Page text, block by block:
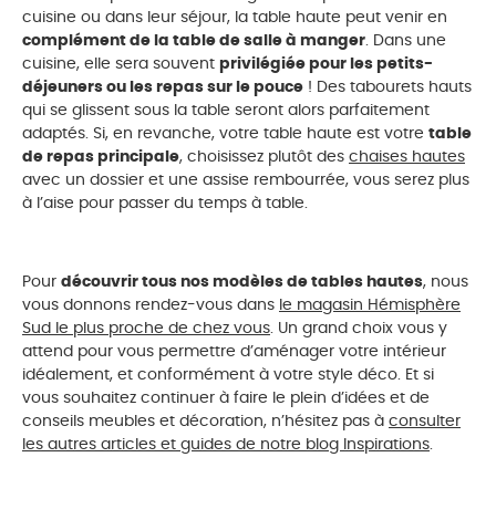
cuisine ou dans leur séjour, la table haute peut venir en
complément de la table de salle à manger. Dans une
cuisine, elle sera souvent privilégiée pour les petits-
déjeuners ou les repas sur le pouce ! Des tabourets hauts
qui se glissent sous la table seront alors parfaitement
adaptés. Si, en revanche, votre table haute est votre table
de repas principale, choisissez plutôt des chaises hautes
avec un dossier et une assise rembourrée, vous serez plus
à l’aise pour passer du temps à table.
Pour découvrir tous nos modèles de tables hautes, nous
vous donnons rendez-vous dans le magasin Hémisphère
Sud le plus proche de chez vous . Un grand choix vous y
attend pour vous permettre d’aménager votre intérieur
idéalement, et conformément à votre style déco. Et si
vous souhaitez continuer à faire le plein d’idées et de
conseils meubles et décoration, n’hésitez pas à consulter
les autres articles et guides de notre blog Inspirations